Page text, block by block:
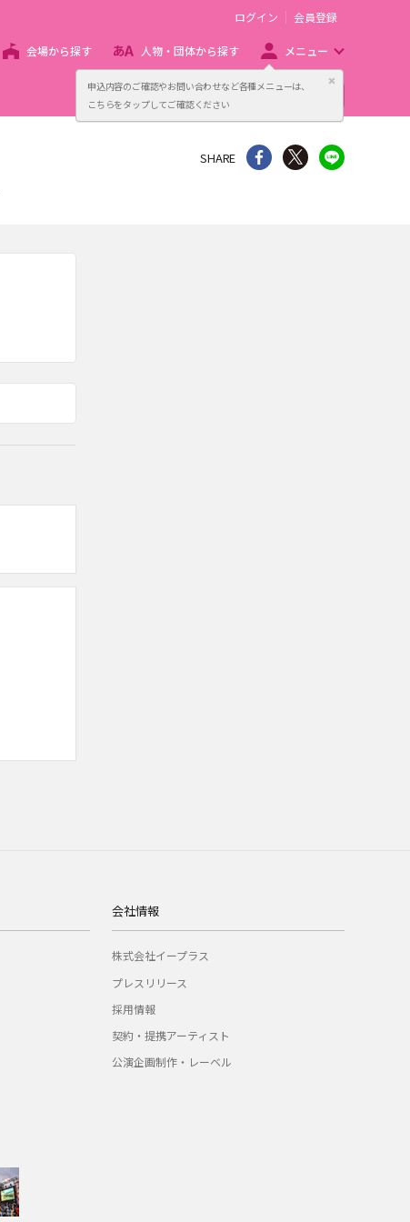
申込内容のご確認やお問い合わせなど各種メニューは、
こちらをタップしてご確認ください
閉じる
ログイン 会員登録
会場から探す 人物・団体から探す メニュー
主催者向け販売サービス
SHARE シェア Twitter
会社情報
株式会社イープラス
プレスリリース
採用情報
契約・提携アーティスト
公演企画制作・レーベル